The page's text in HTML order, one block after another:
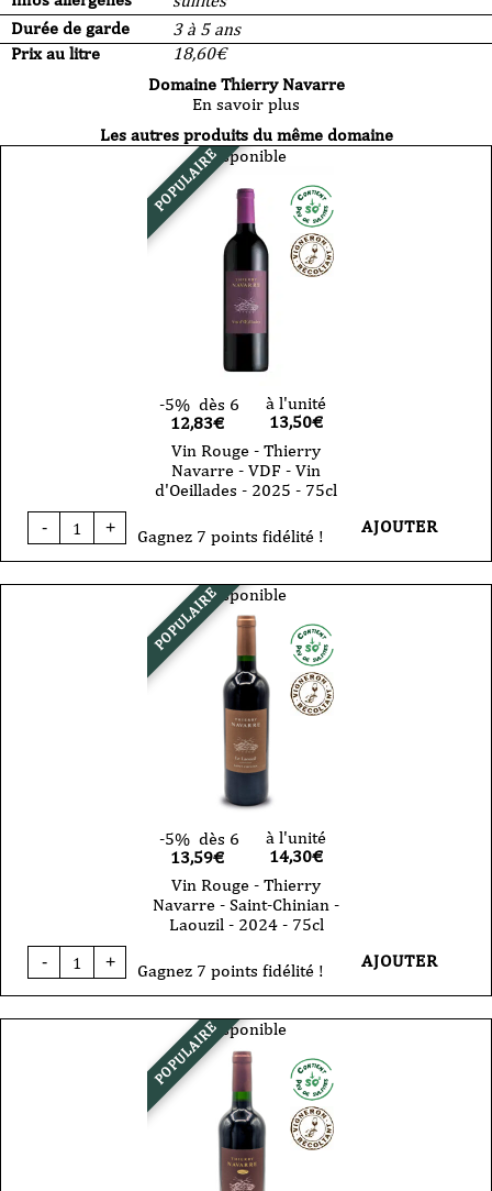
Durée de garde
3 à 5 ans
Prix au litre
18,60€
Domaine Thierry Navarre
En savoir plus
Les autres produits du même domaine
POPULAIREDisponible
-5% dès 6
12,83€
à l'unité
13,50€
Vin Rouge - Thierry
Navarre - VDF - Vin
d'Oeillades - 2025 - 75cl
-
quantité
de
-
+ Gagnez 7 points fidélité ! AJOUTER
POPULAIREDisponible
-5% dès 6
13,59€
à l'unité
14,30€
Vin Rouge - Thierry
Navarre - Saint-Chinian -
Laouzil - 2024 - 75cl
-
quantité
de
-
+ Gagnez 7 points fidélité ! AJOUTER
POPULAIREDisponible